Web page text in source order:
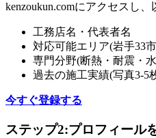
kenzoukun.comにアクセスし
工務店名・代表者名
対応可能エリア(岩手33
専門分野(断熱・耐震・
過去の施工実績(写真3-5
今すぐ登録する
ステップ2:プロフィール